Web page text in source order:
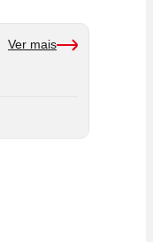
Ver mais